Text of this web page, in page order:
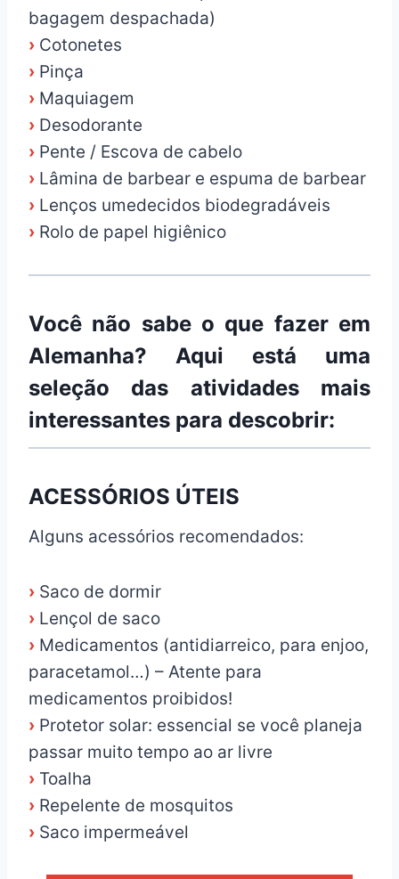
bagagem despachada)
› Cotonetes
› Pinça
› Maquiagem
› Desodorante
› Pente / Escova de cabelo
› Lâmina de barbear e espuma de barbear
› Lenços umedecidos biodegradáveis
› Rolo de papel higiênico
Você não sabe o que fazer em
Alemanha? Aqui está uma
seleção das atividades mais
interessantes para descobrir:
ACESSÓRIOS ÚTEIS
Alguns acessórios recomendados:
› Saco de dormir
› Lençol de saco
› Medicamentos (antidiarreico, para enjoo,
paracetamol…) – Atente para
medicamentos proibidos!
› Protetor solar: essencial se você planeja
passar muito tempo ao ar livre
› Toalha
› Repelente de mosquitos
› Saco impermeável